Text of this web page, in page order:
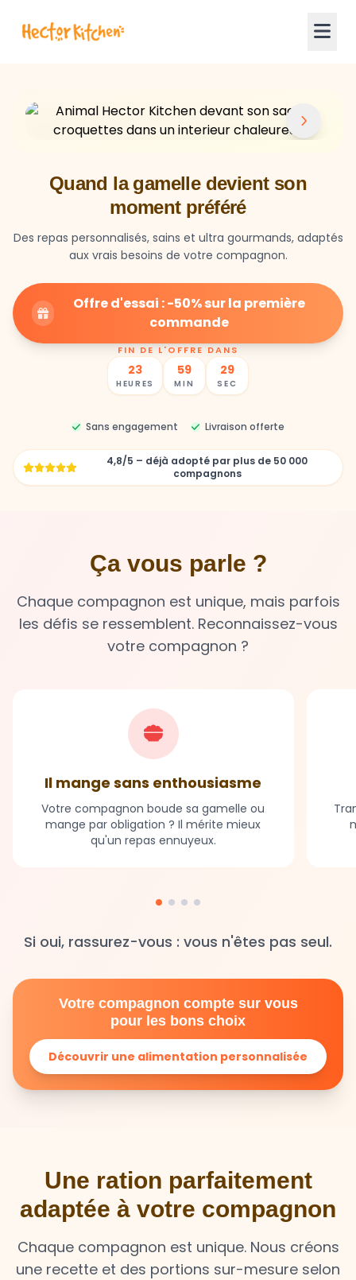
Quand la gamelle devient son
moment préféré
Des repas personnalisés, sains et ultra gourmands, adaptés
aux vrais besoins de votre compagnon.
Offre d'essai : -50% sur la première
commande
FIN DE L'OFFRE DANS
23
HEURES
59
MIN
27
SEC
Sans engagement Livraison offerte
4,8/5 – déjà adopté par plus de 50 000
compagnons
Ça vous parle ?
Chaque compagnon est unique, mais parfois
les défis se ressemblent. Reconnaissez-vous
votre compagnon ?
Il mange sans enthousiasme
Votre compagnon boude sa gamelle ou
mange par obligation ? Il mérite mieux
qu'un repas ennuyeux.
Si oui, rassurez-vous : vous n'êtes pas seul.
Votre compagnon compte sur vous
pour les bons choix
Découvrir une alimentation personnalisée
Une ration parfaitement
adaptée à votre compagnon
Chaque compagnon est unique. Nous créons
une recette et des portions sur-mesure selon